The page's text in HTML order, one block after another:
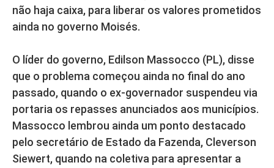
não haja caixa, para liberar os valores prometidos
ainda no governo Moisés.
O líder do governo, Edilson Massocco (PL), disse
que o problema começou ainda no final do ano
passado, quando o ex-governador suspendeu via
portaria os repasses anunciados aos municípios.
Massocco lembrou ainda um ponto destacado
pelo secretário de Estado da Fazenda, Cleverson
Siewert, quando na coletiva para apresentar a